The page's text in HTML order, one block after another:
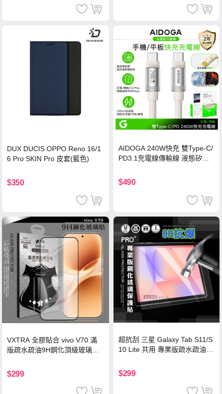
DUX DUCIS OPPO Reno 16/1
6 Pro SKIN Pro 皮套(藍色)
$350
AIDOGA 240W快充 雙Type-C/
PD3.1充電線傳輸線 液態矽膠
機/平板/筆電
$490
VXTRA 全膠貼合 vivo V70 滿
版疏水疏油9H鋼化頂級玻璃貼
$299
超抗刮 三星 Galaxy Tab S11/S
10 Lite 共用 專業版疏水疏油9
$299